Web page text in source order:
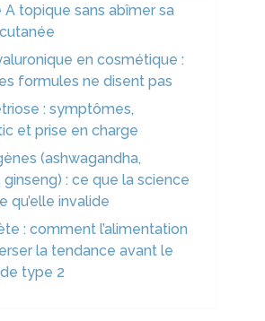
A topique sans abîmer sa
en cosmétique :
formules ne disent pas
: symptômes,
et prise en charge
(ashwagandha,
ginseng) : ce que la science
qu’elle invalide
: comment l’alimentation
la tendance avant le
type 2